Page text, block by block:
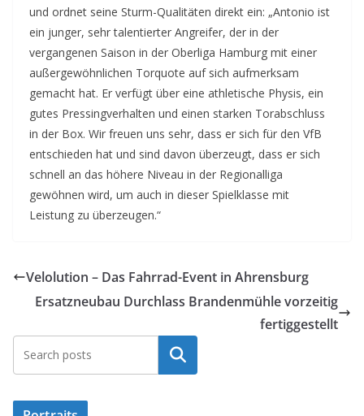
und ordnet seine Sturm-Qualitäten direkt ein: „Antonio ist
ein junger, sehr talentierter Angreifer, der in der
vergangenen Saison in der Oberliga Hamburg mit einer
außergewöhnlichen Torquote auf sich aufmerksam
gemacht hat. Er verfügt über eine athletische Physis, ein
gutes Pressingverhalten und einen starken Torabschluss
in der Box. Wir freuen uns sehr, dass er sich für den VfB
entschieden hat und sind davon überzeugt, dass er sich
schnell an das höhere Niveau in der Regionalliga
gewöhnen wird, um auch in dieser Spielklasse mit
Leistung zu überzeugen.“
Velolution – Das Fahrrad-Event in Ahrensburg
Ersatzneubau Durchlass Brandenmühle vorzeitig
fertiggestellt
Suchen